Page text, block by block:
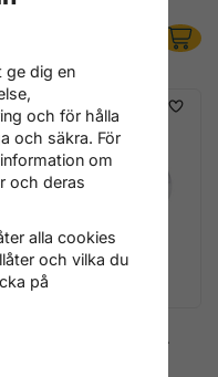
Opel KM-960 för
ge dig en
och för hålla
och säkra. För
om
och deras
alla cookies
och vilka du
på